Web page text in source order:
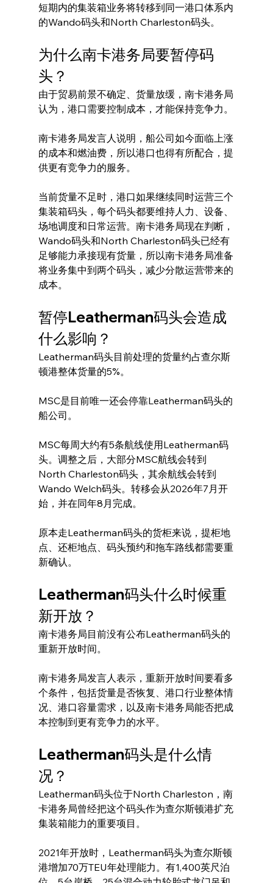
短期内的集装箱业务将转移到同一港口体系内
的Wando码头和North Charleston码头。
为什么南卡港务局要暂停码
头？
由于贸易前景不确定、货量放缓，南卡港务局
认为，港口需要控制成本，才能保持竞争力。
南卡港务局发言人说明，船公司如今面临上涨
的成本和燃油费，所以港口也得有所配合，提
供更有竞争力的服务。
当前货量不足时，港口如果继续同时运营三个
集装箱码头，每个码头都要维持人力、设备、
场地调度和日常运营。南卡港务局现在判断，
Wando码头和North Charleston码头已经有
足够能力承接现有货量，所以南卡港务局准备
将业务集中到两个码头，减少分散运营带来的
成本。
暂停Leatherman码头会造成
什么影响？
Leatherman码头目前处理的货量约占查尔斯
顿港整体货量的5%。
MSC是目前唯一还会停靠Leatherman码头的
船公司。
MSC每周大约有5条航线使用Leatherman码
头。调整之后，大部分MSC航线会转到
North Charleston码头，其余航线会转到
Wando Welch码头。转移会从2026年7月开
始，并在同年8月完成。
原本走Leatherman码头的货柜来说，提柜地
点、还柜地点、码头预约和拖车路线都需要重
新确认。
Leatherman码头什么时候重
新开放？
南卡港务局目前没有公布Leatherman码头的
重新开放时间。
南卡港务局发言人表示，重新开放时间要看多
个条件，包括货量是否恢复、港口行业整体情
况、港口容量需求，以及南卡港务局能否把成
本控制到更有竞争力的水平。
Leatherman码头是什么情
况？
Leatherman码头位于North Charleston，南
卡港务局曾经把这个码头作为查尔斯顿港扩充
集装箱能力的重要项目。
2021年开放时，Leatherman码头为查尔斯顿
港增加70万TEU年处理能力。有1,400英尺泊